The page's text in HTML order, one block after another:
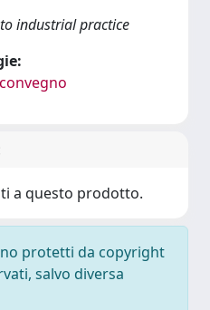
industrial practice
a questo prodotto.
protetti da copyright
salvo diversa